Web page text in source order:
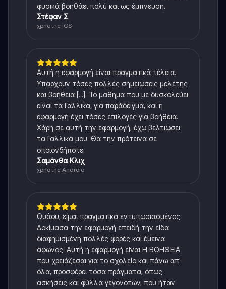
φυσικά βοηθάει πολύ και ως έμπνευση.
Στέφαν Σ
χρήστης iOS
Αυτή η εφαρμογή είναι πραγματικά τέλεια.
Υπάρχουν τόσες πολλές σημειώσεις μελέτης
και βοήθεια [...]. Το μάθημα που με δυσκολεύει
είναι τα Γαλλικά, για παράδειγμα, και η
εφαρμογή έχει τόσες επιλογές για βοήθεια.
Χάρη σε αυτή την εφαρμογή, έχω βελτιώσει
τα Γαλλικά μου. Θα την πρότεινα σε
οποιονδήποτε.
Σαμάνθα Κλιχ
χρήστης Android
Ουάου, είμαι πραγματικά εντυπωσιασμένος.
Δοκίμασα την εφαρμογή επειδή την είδα
διαφημισμένη πολλές φορές και έμεινα
άφωνος. Αυτή η εφαρμογή είναι Η ΒΟΗΘΕΙΑ
που χρειάζεσαι για το σχολείο και πάνω απ'
όλα, προσφέρει τόσα πράγματα, όπως
ασκήσεις και φύλλα γεγονότων, που ήταν